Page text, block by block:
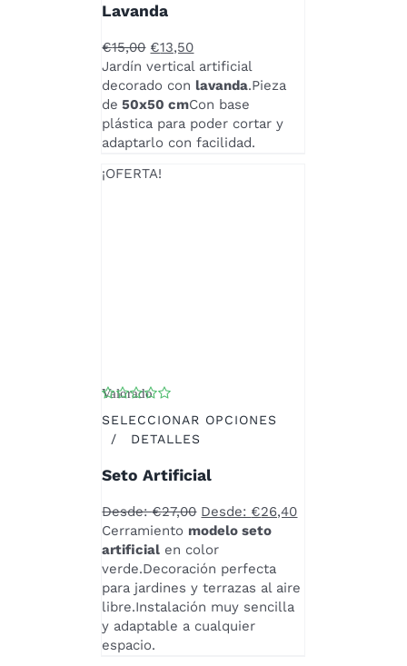
Lavanda
€15,00 El
precio
original
era:
€15,00.
€13,50El
precio
actual
es:
€13,50.
Jardín vertical artificial
decorado con lavanda.Pieza
de 50x50 cmCon base
plástica para poder cortar y
adaptarlo con facilidad.
¡OFERTA!
Valorado
SELECCIONAR OPCIONES
ESTE
TIENE
VARIANTES.
LAS
OPCIONES
SE
PUEDEN
ELEGIR
EN
LA
/ DETALLES
Seto Artificial
Desde:€27,00 Desde: €26,40
Cerramiento modelo seto
artificial en color
verde.Decoración perfecta
para jardines y terrazas al aire
libre.Instalación muy sencilla
y adaptable a cualquier
espacio.